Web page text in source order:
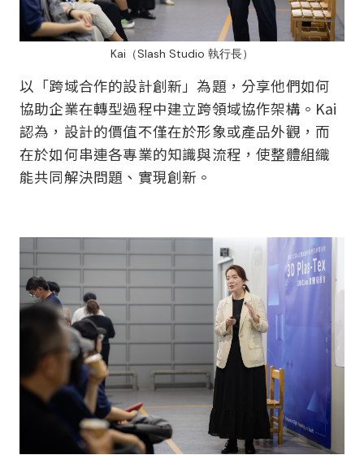
Kai（Slash Studio 執行長）
以「跨域合作的設計創新」為題，分享他們如何
協助企業在轉型過程中建立跨領域協作架構。Kai
認為，設計的價值不僅在於形象或產品外觀，而
在於如何串連各專業的知識與流程，使整體組織
能共同解決問題、實現創新。